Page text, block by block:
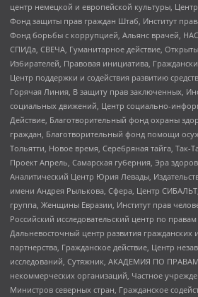
центр немецкой и европейской культуры,
Фонд защиты прав граждан Штаб, Институт
Фонд борьбы с коррупцией, Альянс врачей,
СПИДа, СВЕЧА, Гуманитарное действие,
Избирателей, Правовая инициатива,
Центр поддержки и содействия развитию
Горячая Линия, В защиту прав заключенных,
социальных движений, Центр социально-
Действие, Благотворительный фонд охраны
граждан, Благотворительный фонд помощи
Тольятти, Новое время, Серебряная тайга, Так-
Проект Апрель, Самарская губерния, Эра
Аналитический Центр Юрия Левады,
имени Андрея Рылькова, Сфера, Центр
группа, Женщины Евразии, Институт прав
Российский исследовательский центр по правам
Дальневосточный центр развития гражданских
партнерства, Гражданское действие, Центр
исследований, Сутяжник, АКАДЕМИЯ ПО
некоммерческих организаций, Частное
Министров северных стран, Гражданское